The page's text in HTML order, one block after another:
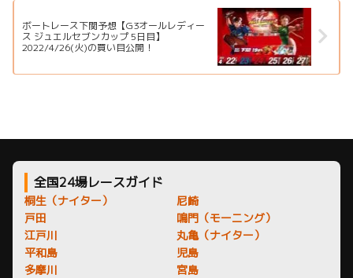
ボートレース下関予想【G3オールレディー
ス ジュエルセブンカップ 5日目】
2022/4/26(火)の買い目公開！
全国24場レースガイド
桐生（ナイター）
戸田
江戸川
平和島
多摩川
尼崎
鳴門（モーニング）
丸亀（ナイター）
児島
宮島